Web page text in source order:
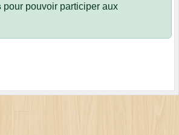
pour pouvoir participer aux